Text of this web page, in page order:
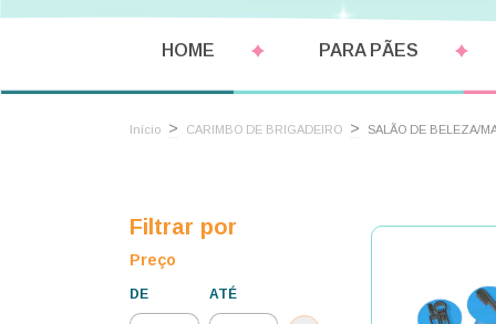
HOME PARA PÃES
Início > CARIMBO DE BRIGADEIRO > SALÃO DE BELEZA/
Filtrar por
Preço
DE ATÉ